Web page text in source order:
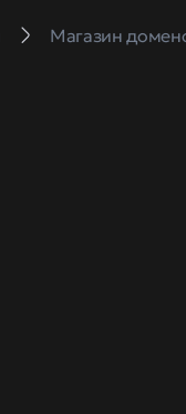
Магазин